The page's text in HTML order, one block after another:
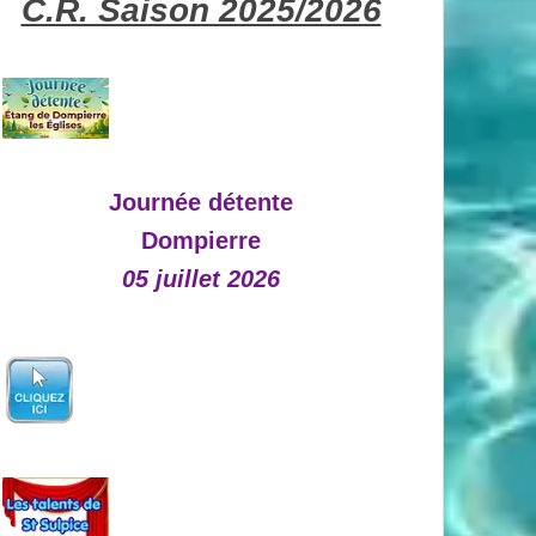
C.R. Saison 2025/2026
Journée détente
Dompierre
05 juillet 2026